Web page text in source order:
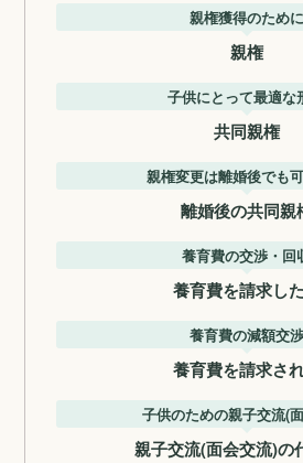
親権獲得のために
親権
子供にとって最適な
共同親権
親権変更は離婚後でも
離婚後の共同親
養育費の交渉・回
養育費を請求し
養育費の減額交渉
養育費を請求さ
子供のための親子交流(
親子交流(面会交流)の